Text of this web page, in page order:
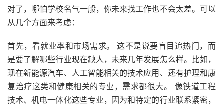
对了，哪怕学校名气一般，你未来找工作也不会太差。可以
从几个方面来考虑：
首先，看就业率和市场需求。 这不是说要盲目追热门，而
是要了解哪些行业现在缺人，未来几年发展怎么样。比如，
现在新能源汽车、人工智能相关的技术应用、还有护理和康
复治疗这类和健康相关的专业，需求都很大。 像铁道工程
技术、机电一体化这些专业，因为和特定的行业联系紧密，